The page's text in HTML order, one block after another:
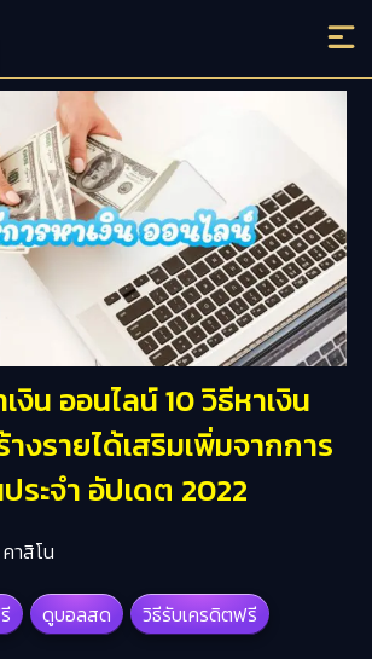
งิน ออนไลน์ 10 วิธีหาเงิน
งรายได้เสริมเพิ่มจากการ
ระจำ อัปเดต 2022
คาสิโน
ดูบอลสด วิธีรับเครดิตฟรี